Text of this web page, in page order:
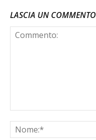
LASCIA UN COMMENTO